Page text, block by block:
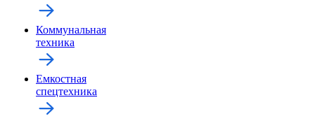
Коммунальная
техника
Емкостная
спецтехника